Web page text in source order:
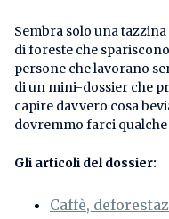
Sembra solo una
di foreste che
persone che lavorano
di un mini-dossier che
capire davvero cosa
dovremmo farci
Gli articoli del dossier:
Caffè,